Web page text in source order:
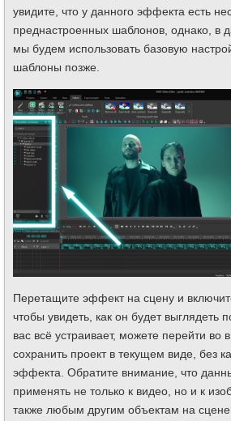
увидите, что у данного эффекта есть
преднастроенных шаблонов, однако, в
мы будем использовать базовую
шаблоны позже.
Перетащите эффект на сцену и
чтобы увидеть, как он будет выглядеть
вас всё устраивает, можете перейти во
сохранить проект в текущем виде, без
эффекта. Обратите внимание, что
применять не только к видео, но и к
также любым другим объектам на сцене.